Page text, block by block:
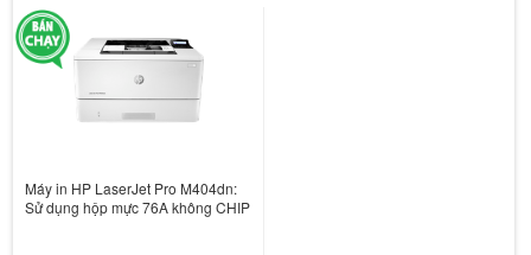
Máy in HP LaserJet Pro M404dn:
Sử dụng hộp mực 76A không CHIP